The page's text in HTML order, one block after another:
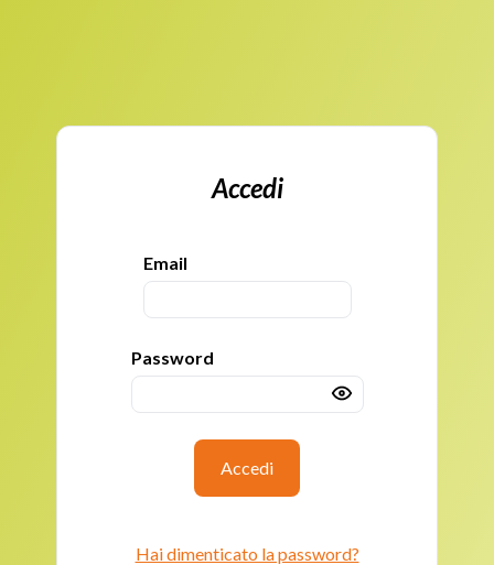
Accedi
Email
Password
Accedi
Hai dimenticato la password?